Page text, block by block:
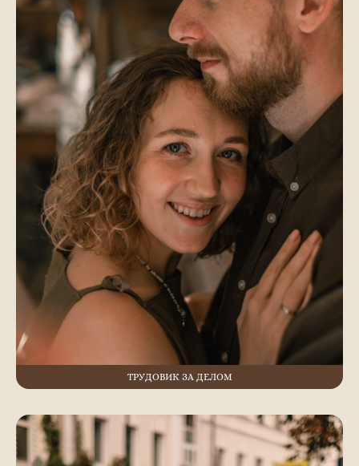
ТРУДОВИК ЗА ДЕЛОМ